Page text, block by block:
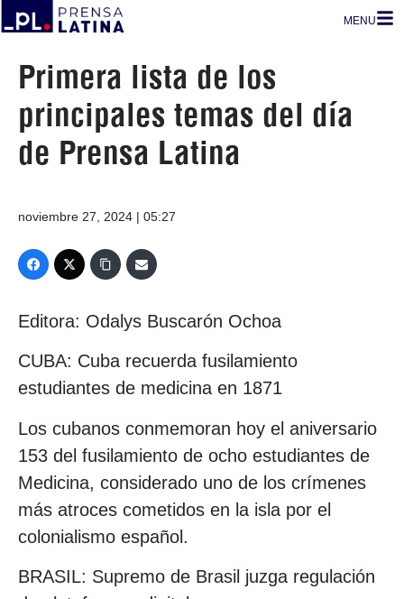
MENU
Primera lista de los
principales temas del día
de Prensa Latina
noviembre 27, 2024 | 05:27
Editora: Odalys Buscarón Ochoa
CUBA: Cuba recuerda fusilamiento
estudiantes de medicina en 1871
Los cubanos conmemoran hoy el aniversario
153 del fusilamiento de ocho estudiantes de
Medicina, considerado uno de los crímenes
más atroces cometidos en la isla por el
colonialismo español.
BRASIL: Supremo de Brasil juzga regulación